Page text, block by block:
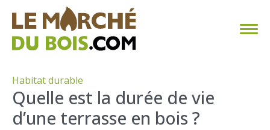
CHAUFFAGE AU BOIS
FAQ
Habitat durable
Quelle est la durée de vie
d’une terrasse en bois ?